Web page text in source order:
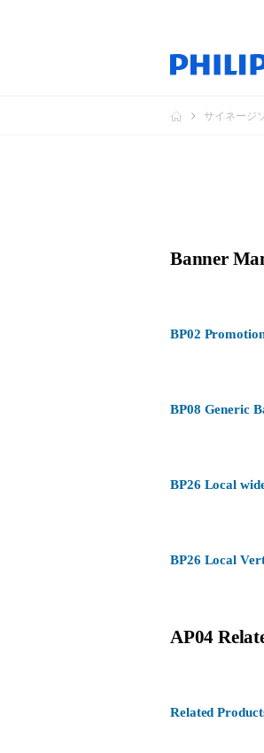
サイネージ
Banner
BP02
BP08 Generic
BP26 Local
BP26 Local
AP04
Related